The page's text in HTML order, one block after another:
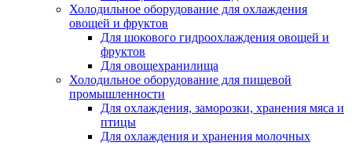
Холодильное оборудование для охлаждения
овощей и фруктов
Для шокового гидроохлаждения овощей и
фруктов
Для овощехранилища
Холодильное оборудование для пищевой
промышленности
Для охлаждения, заморозки, хранения мяса и
птицы
Для охлаждения и хранения молочных